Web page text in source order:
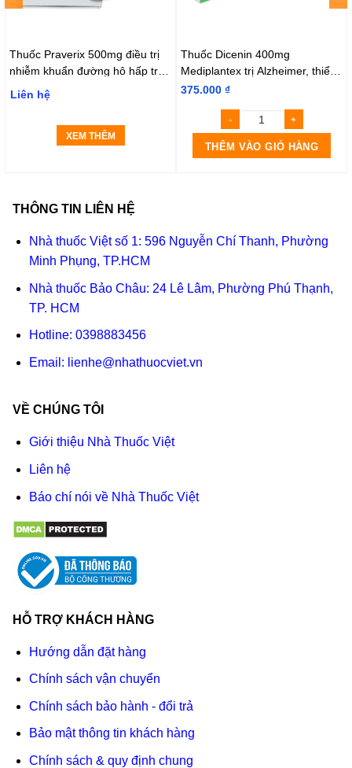
Thuốc Praverix 500mg điều trị
nhiễm khuẩn đường hô hấp trên
và dưới (Hộp 1 vỉ x10 viên)
Liên hệ
XEM THÊM
Thuốc Dicenin 400mg
Mediplantex trị Alzheimer, thiểu
năng não bộ, suy giảm trí nhớ
375.000 ₫
THÊM VÀO GIỎ HÀNG
THÔNG TIN LIÊN HỆ
Nhà thuốc Việt số 1: 596 Nguyễn Chí Thanh, Phường
Minh Phụng, TP.HCM
Nhà thuốc Bảo Châu: 24 Lê Lâm, Phường Phú Thạnh,
TP. HCM
Hotline: 0398883456
Email: lienhe@nhathuocviet.vn
VỀ CHÚNG TÔI
Giới thiệu Nhà Thuốc Việt
Liên hệ
Báo chí nói về Nhà Thuốc Việt
HỖ TRỢ KHÁCH HÀNG
Hướng dẫn đặt hàng
Chính sách vận chuyển
Chính sách bảo hành - đổi trả
Bảo mật thông tin khách hàng
Chính sách & quy định chung